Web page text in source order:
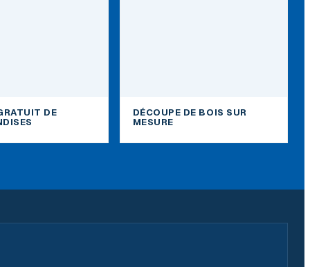
DE
DÉCOUPE DE BOIS SUR
MESURE